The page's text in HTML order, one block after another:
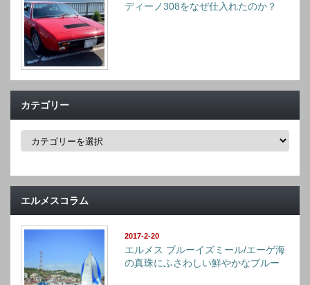
ディーノ308をなぜ仕入れたのか？
カテゴリー
カ
ー
エルメスコラム
2017-2-20
エルメス ブルーイズミール/エーゲ海
の真珠にふさわしい鮮やかなブルー